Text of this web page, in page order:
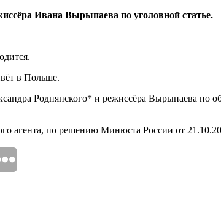
Ивана Вырыпаева по уголовной статье.
в Польше.
Роднянского* и режиссёра Вырыпаева по
агента, по решению Минюста России от